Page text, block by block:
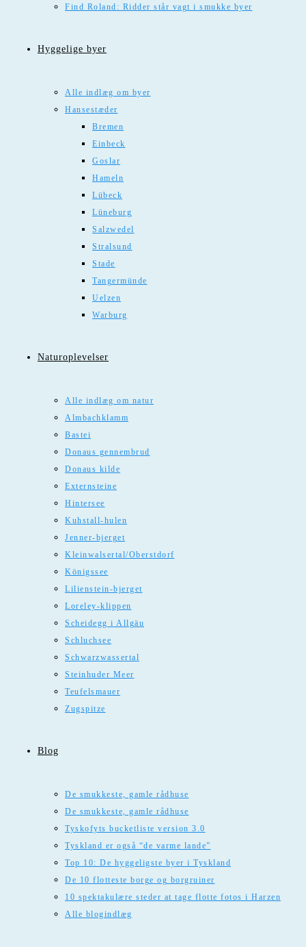
Find Roland: Ridder står vagt i smukke byer
Hyggelige byer
Alle indlæg om byer
Hansestæder
Bremen
Einbeck
Goslar
Hameln
Lübeck
Lüneburg
Salzwedel
Stralsund
Stade
Tangermünde
Uelzen
Warburg
Naturoplevelser
Alle indlæg om natur
Almbachklamm
Bastei
Donaus gennembrud
Donaus kilde
Externsteine
Hintersee
Kuhstall-hulen
Jenner-bjerget
Kleinwalsertal/Oberstdorf
Königssee
Lilienstein-bjerget
Loreley-klippen
Scheidegg i Allgäu
Schluchsee
Schwarzwassertal
Steinhuder Meer
Teufelsmauer
Zugspitze
Blog
De smukkeste, gamle rådhuse
De smukkeste, gamle rådhuse
Tyskofyts bucketliste version 3.0
Tyskland er også “de varme lande”
Top 10: De hyggeligste byer i Tyskland
De 10 flotteste borge og borgruiner
10 spektakulære steder at tage flotte fotos i Harzen
Alle blogindlæg